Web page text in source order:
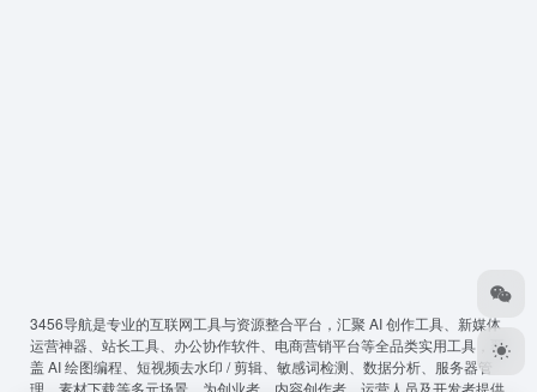
3456导航是专业的互联网工具与资源整合平台，汇聚 AI 创作工具、新媒体
运营神器、站长工具、办公协作软件、电商营销平台等全品类实用工具，覆
盖 AI 绘图编程、短视频去水印 / 剪辑、敏感词检测、数据分析、服务器管
理、素材下载等多元场景，为创业者、内容创作者、运营人员及开发者提供